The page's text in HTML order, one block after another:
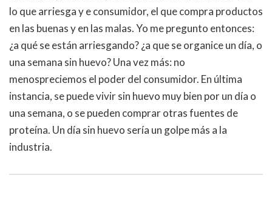
lo que arriesga y e consumidor, el que compra productos
en las buenas y en las malas. Yo me pregunto entonces:
¿a qué se están arriesgando? ¿a que se organice un día, o
una semana sin huevo? Una vez más: no
menospreciemos el poder del consumidor. En última
instancia, se puede vivir sin huevo muy bien por un día o
una semana, o se pueden comprar otras fuentes de
proteína. Un día sin huevo sería un golpe más a la
industria.